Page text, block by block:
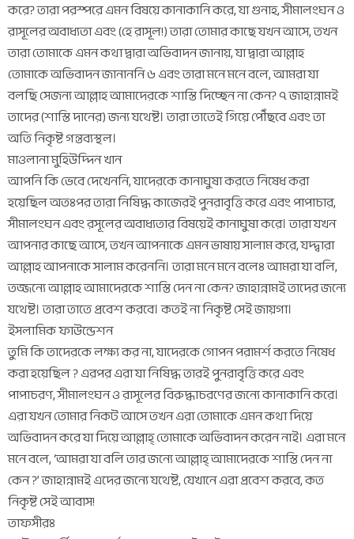
করে? তারা পরস্পরে এমন বিষয়ে কানাকানি করে, যা গুনাহ, সীমালংঘন ও
রাসূলের অবাধ্যতা এবং (হে রাসূল!) তারা তোমার কাছে যখন আসে, তখন
তারা তোমাকে এমন কথা দ্বারা অভিবাদন জানায়, যা দ্বারা আল্লাহ
তোমাকে অভিবাদন জানাননি ৬ এবং তারা মনে মনে বলে, আমরা যা
বলছি সেজন্য আল্লাহ আমাদেরকে শাস্তি দিচ্ছেন না কেন? ৭ জাহান্নামই
তাদের (শাস্তি দানের) জন্য যথেষ্ট। তারা তাতেই গিয়ে পৌঁছবে এবং তা
অতি নিকৃষ্ট গন্তব্যস্থল।
মাওলানা মুহিউদ্দিন খান
আপনি কি ভেবে দেখেননি, যাদেরকে কানাঘুষা করতে নিষেধ করা
হয়েছিল অতঃপর তারা নিষিদ্ধ কাজেরই পুনরাবৃত্তি করে এবং পাপাচার,
সীমালংঘন এবং রসূলের অবাধ্যতার বিষয়েই কানাঘুষা করে। তারা যখন
আপনার কাছে আসে, তখন আপনাকে এমন ভাষায় সালাম করে, যদ্দ্বারা
আল্লাহ আপনাকে সালাম করেননি। তারা মনে মনে বলেঃ আমরা যা বলি,
তজ্জন্যে আল্লাহ আমাদেরকে শাস্তি দেন না কেন? জাহান্নামই তাদের জন্যে
যথেষ্ট। তারা তাতে প্রবেশ করবে। কতই না নিকৃষ্ট সেই জায়গা।
ইসলামিক ফাউন্ডেশন
তুমি কি তাদেরকে লক্ষ্য কর না, যাদেরকে গোপন পরামর্শ করতে নিষেধ
করা হয়েছিল ? এরপর এরা যা নিষিদ্ধ তারই পুনরাবৃত্তি করে এবং
পাপাচরণ, সীমালংঘন ও রাসূলের বিরুদ্ধাচরণের জন্যে কানাকানি করে।
এরা যখন তোমার নিকট আসে তখন এরা তোমাকে এমন কথা দিয়ে
অভিবাদন করে যা দিয়ে আল্লাহ্ তোমাকে অভিবাদন করেন নাই। এরা মনে
মনে বলে, ‘আমরা যা বলি তার জন্যে আল্লাহ্ আমাদেরকে শাস্তি দেন না
কেন ?’ জাহান্নামই এদের জন্যে যথেষ্ট, যেখানে এরা প্রবেশ করবে, কত
নিকৃষ্ট সেই আবাস!
তাফসীরঃ